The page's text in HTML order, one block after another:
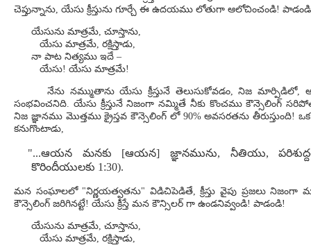
చెప్తున్నాను, యేసు క్రీస్తును గూర్చే ఈ ఉదయము లోతుగా ఆలోచించండి!
యేసును మాత్రమే, చూస్తాను,
యేసు మాత్రమే, రక్షిస్తాడు,
నా పాట నిత్యము ఇదే –
యేసు! యేసు మాత్రమే!
నేను నమ్ముతాను యేసు క్రీస్తునే తెలుసుకోవడం, నిజ
సంభవించనిది. యేసు క్రీస్తునే నిజంగా నమ్మితే నీకు కొంచము కౌన్సెలింగ్
నిజ జ్ఞానము మొత్తము క్రైస్తవ కౌన్సెలింగ్ లో 90% అవసరతను తీరుస్తుంది! ఒక
కనుగొంటాడు,
"...ఆయన మనకు [ఆయన] జ్ఞానమును, నీతియు,
కొరిందీయులకు 1:30).
మన సంఘాలలో "నిర్ణయత్వతను" విడిచిపెడితే, క్రీస్తు వైపు ప్రజలు
కౌన్సెలింగ్ జరిగినట్టే! యేసు క్రీస్తే మన కౌన్సిలర్ గా ఉండనివ్వండి! పాడండి!
యేసును మాత్రమే, చూస్తాను,
యేసు మాత్రమే, రక్షిస్తాడు,